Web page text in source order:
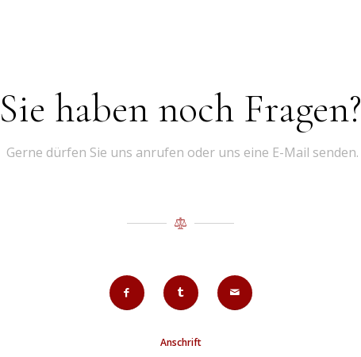
Sie haben noch Fragen?
Gerne dürfen Sie uns anrufen oder uns eine E-Mail senden.
Anschrift